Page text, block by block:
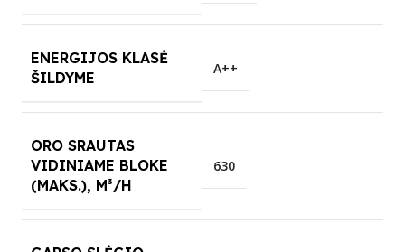
ENERGIJOS KLASĖ
ŠILDYME
A++
ORO SRAUTAS
VIDINIAME BLOKE
(MAKS.), M³/H
630